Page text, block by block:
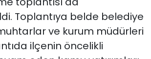
Toplantıya belde belediye
ve kurum müdürleri
ilçenin öncelikli